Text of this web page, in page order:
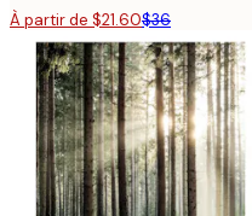
À partir de $21.60$36